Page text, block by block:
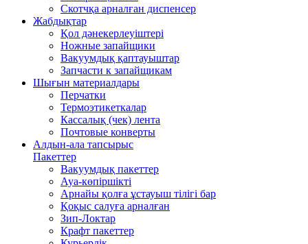
Скотчқа арналған диспенсер
Жабдықтар
Қол дәнекерлеуіштері
Ножные запайщики
Вакуумдық қаптауыштар
Запчасти к запайщикам
Шығын материалдары
Перчатки
Термоэтикеткалар
Кассалық (чек) лента
Почтовые конверты
Алдын-ала тапсырыс
Пакеттер
Вакуумдық пакеттер
Ауа-көпіршікті
Арнайы қолға ұстауыш тілігі бар
Қоқыс салуға арналған
Зип-Локтар
Крафт пакеттер